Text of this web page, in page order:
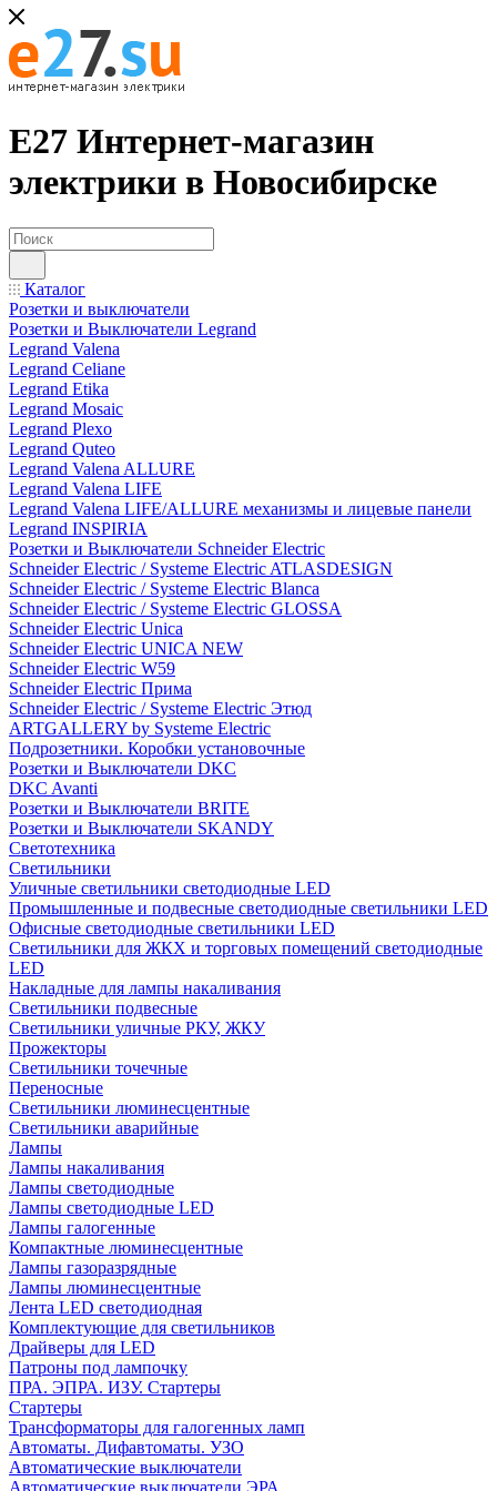
Е27 Интернет-магазин
электрики в Новосибирске
Каталог
Розетки и выключатели
Розетки и Выключатели Legrand
Legrand Valena
Legrand Celiane
Legrand Etika
Legrand Mosaic
Legrand Plexo
Legrand Quteo
Legrand Valena ALLURE
Legrand Valena LIFE
Legrand Valena LIFE/ALLURE механизмы и лицевые панели
Legrand INSPIRIA
Розетки и Выключатели Schneider Electric
Schneider Electric / Systeme Electric ATLASDESIGN
Schneider Electric / Systeme Electric Blanca
Schneider Electric / Systeme Electric GLOSSA
Schneider Electric Unica
Schneider Electric UNICA NEW
Schneider Electric W59
Schneider Electric Прима
Schneider Electric / Systeme Electric Этюд
ARTGALLERY by Systeme Electric
Подрозетники. Коробки установочные
Розетки и Выключатели DKC
DKC Avanti
Розетки и Выключатели BRITE
Розетки и Выключатели SKANDY
Светотехника
Светильники
Уличные светильники светодиодные LED
Промышленные и подвесные светодиодные светильники LED
Офисные светодиодные светильники LED
Светильники для ЖКХ и торговых помещений светодиодные
LED
Накладные для лампы накаливания
Светильники подвесные
Светильники уличные РКУ, ЖКУ
Прожекторы
Cветильники точечные
Переносные
Светильники люминесцентные
Светильники аварийные
Лампы
Лампы накаливания
Лампы светодиодные
Лампы светодиодные LED
Лампы галогенные
Компактные люминесцентные
Лампы газоразрядные
Лампы люминесцентные
Лента LED светодиодная
Комплектующие для светильников
Драйверы для LED
Патроны под лампочку
ПРА. ЭПРА. ИЗУ. Стартеры
Стартеры
Трансформаторы для галогенных ламп
Автоматы. Дифавтоматы. УЗО
Автоматические выключатели
Автоматические выключатели ЭРА